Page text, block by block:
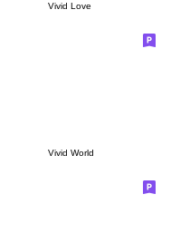
Vivid Love
Vivid World